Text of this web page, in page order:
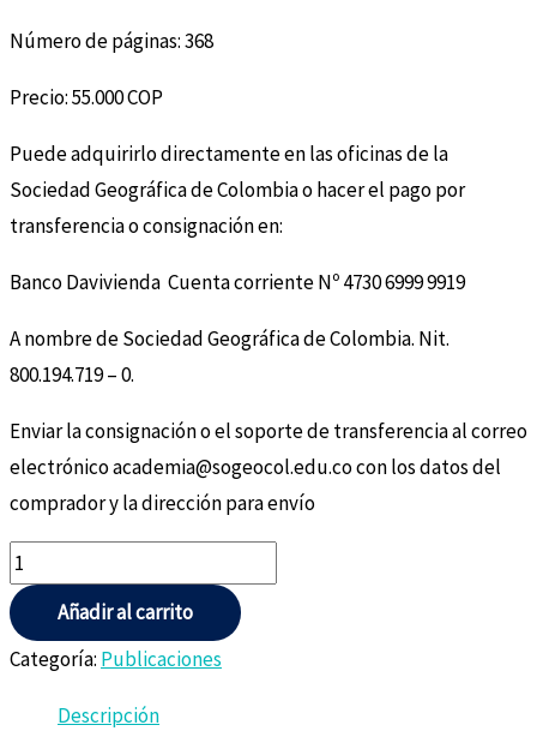
Número de páginas: 368
Precio: 55.000 COP
Puede adquirirlo directamente en las oficinas de la
Sociedad Geográfica de Colombia o hacer el pago por
transferencia o consignación en:
Banco Davivienda Cuenta corriente Nº 4730 6999 9919
A nombre de Sociedad Geográfica de Colombia. Nit.
800.194.719 – 0.
Enviar la consignación o el soporte de transferencia al correo
electrónico academia@sogeocol.edu.co con los datos del
comprador y la dirección para envío
Añadir al carrito
Categoría: Publicaciones
Descripción